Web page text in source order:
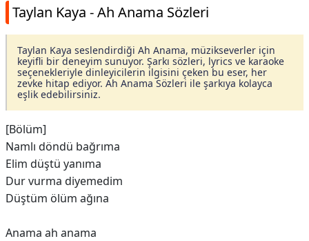
Taylan Kaya - Ah Anama Sözleri
Taylan Kaya seslendirdiği Ah Anama, müzikseverler için
keyifli bir deneyim sunuyor. Şarkı sözleri, lyrics ve karaoke
seçenekleriyle dinleyicilerin ilgisini çeken bu eser, her
zevke hitap ediyor. Ah Anama Sözleri ile şarkıya kolayca
eşlik edebilirsiniz.
[Bölüm]
Namlı döndü bağrıma
Elim düştü yanıma
Dur vurma diyemedim
Düştüm ölüm ağına
Anama ah anama